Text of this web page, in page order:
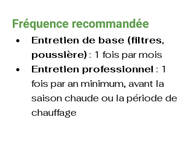
Fréquence recommandée
Entretien de base (filtres,
poussière) : 1 fois par mois
Entretien professionnel : 1
fois par an minimum, avant la
saison chaude ou la période de
chauffage